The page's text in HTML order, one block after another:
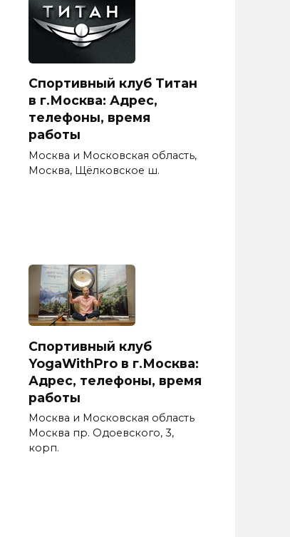
Спортивный клуб Титан
в г.Москва: Адрес,
телефоны, время
работы
Москва и Московская область,
Москва, Щёлковское ш.
Спортивный клуб
YogaWithPro в г.Москва:
Адрес, телефоны, время
работы
Москва и Московская область
Москва пр. Одоевского, 3,
корп.